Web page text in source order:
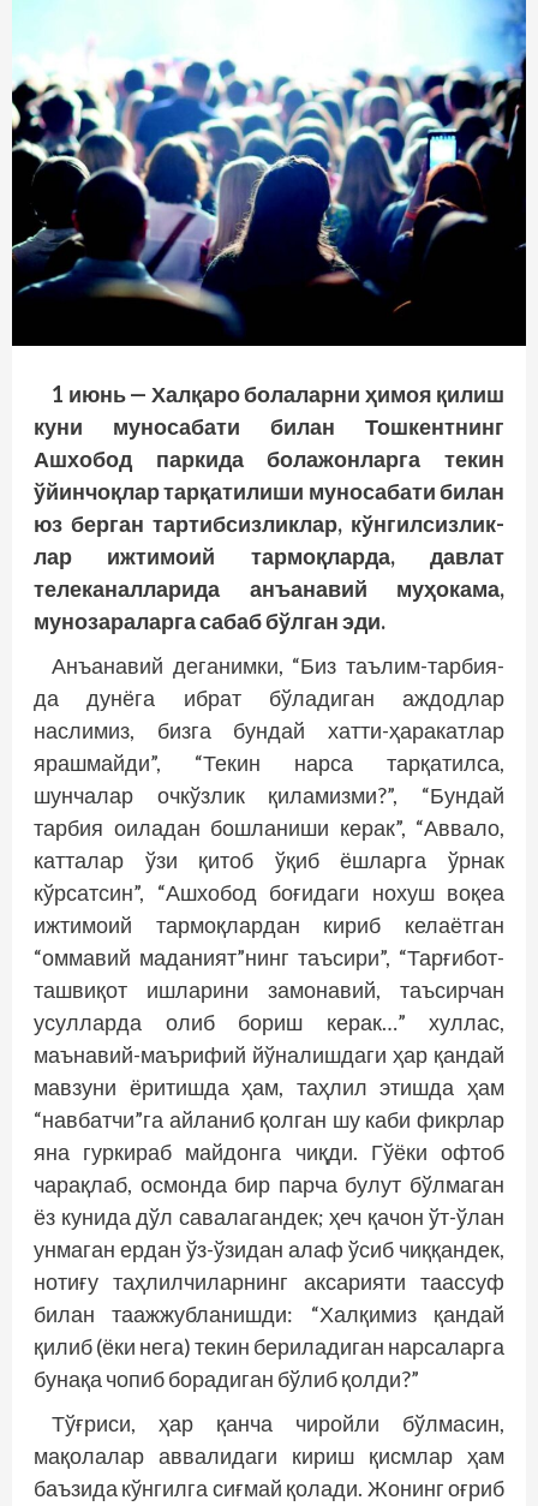
1 июнь — Халқаро болаларни ҳимоя қилиш
куни муносабати билан Тошкентнинг
Ашхобод паркида болажонларга текин
ўйин­чоқлар тарқатилиши муносабати билан
юз берган тартибсизликлар, кўнгилсизлик­
лар ижтимоий тармоқларда, давлат
телеканалларида анъанавий муҳокама,
мунозараларга сабаб бўлган эди.
Анъанавий деганимки, “Биз таълим-тарбия­­
да дунёга ибрат бўладиган аждодлар
наслимиз, бизга бундай хатти-ҳаракатлар
ярашмайди”, “Текин нарса тарқатилса,
шунчалар очкўзлик қиламизми?”, “Бундай
тарбия оиладан бош­ланиши керак”, “Аввало,
катталар ўзи қитоб ўқиб ёшларга ўрнак
кўрсатсин”, “Ашхобод боғидаги нохуш воқеа
ижтимоий тармоқлардан кириб келаётган
“оммавий маданият”нинг таъсири”, “Тарғибот-
ташвиқот ишларини замонавий, таъсирчан
усулларда олиб бориш керак…” хуллас,
маънавий-маърифий йўналишдаги ҳар қандай
мавзуни ёритишда ҳам, таҳлил этишда ҳам
“навбатчи”га айланиб қолган шу каби фикрлар
яна гуркираб майдонга чиқди. Гўёки офтоб
чарақлаб, осмонда бир парча булут бўлмаган
ёз кунида дўл савалагандек; ҳеч қачон ўт-ўлан
унмаган ердан ўз-ўзидан алаф ўсиб чиққандек,
нотиғу таҳлилчиларнинг аксарияти таассуф
билан таажжубланишди: “Халқимиз қандай
қилиб (ёки нега) текин бериладиган нарсаларга
бунақа чопиб борадиган бўлиб қолди?”
Тўғриси, ҳар қанча чиройли бўлмасин,
мақолалар аввалидаги кириш қисмлар ҳам
баъзида кўнгилга сиғмай қолади. Жонинг оғриб